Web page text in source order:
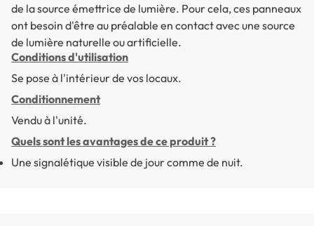
de la source émettrice de lumière. Pour cela, ces panneaux
ont besoin d'être au préalable en contact avec une source
de lumière naturelle ou artificielle.
Conditions d'utilisation
Se pose à l'intérieur de vos locaux.
Conditionnement
Vendu à l'unité.
Quels sont les avantages de ce produit ?
Une signalétique visible de jour comme de nuit.